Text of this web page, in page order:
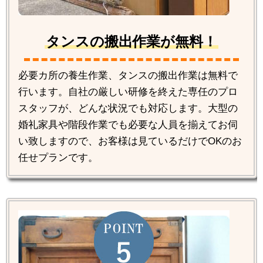
タンスの搬出作業が無料！
必要カ所の養生作業、タンスの搬出作業は無料で
行います。自社の厳しい研修を終えた専任のプロ
スタッフが、どんな状況でも対応します。大型の
婚礼家具や階段作業でも必要な人員を揃えてお伺
い致しますので、お客様は見ているだけでOKのお
任せプランです。